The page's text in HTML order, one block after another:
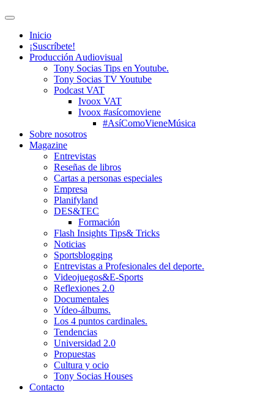
Alternar
campo
búsqueda
Inicio
¡Suscríbete!
Producción Audiovisual
Tony Socias Tips en Youtube.
Tony Socias TV Youtube
Podcast VAT
Ivoox VAT
Ivoox #asícomoviene
#AsíComoVieneMúsica
Sobre nosotros
Magazine
Entrevistas
Reseñas de libros
Cartas a personas especiales
Empresa
Planifyland
DES&TEC
Formación
Flash Insights Tips& Tricks
Noticias
Sportsblogging
Entrevistas a Profesionales del deporte.
Videojuegos&E-Sports
Reflexiones 2.0
Documentales
Vídeo-álbums.
Los 4 puntos cardinales.
Tendencias
Universidad 2.0
Propuestas
Cultura y ocio
Tony Socias Houses
Contacto